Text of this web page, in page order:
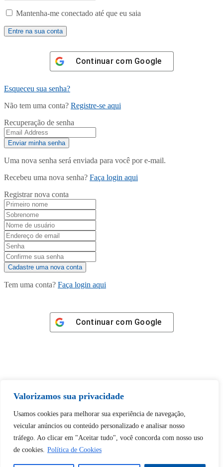
Valorizamos sua privacidade
Usamos cookies para melhorar sua experiência de navegação,
veicular anúncios ou conteúdo personalizado e analisar nosso
tráfego. Ao clicar em "Aceitar tudo", você concorda com nosso uso
de cookies. Política de Cookies
Mantenha-me conectado até que eu saia
Continuar com Google
Esqueceu sua senha?
Não tem uma conta? Registre-se aqui
Recuperação de senha
Uma nova senha será enviada para você por e-mail.
Recebeu uma nova senha? Faça login aqui
Registrar nova conta
Tem uma conta? Faça login aqui
Continuar com Google
Tem certeza de que deseja
desbloquear esta publicação?
Desbloquear esquerda : 0
Sim Não